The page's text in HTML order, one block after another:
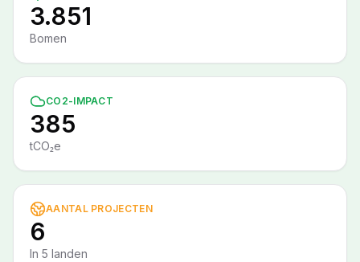
3.851
Bomen
CO2-IMPACT
385
tCO₂e
AANTAL PROJECTEN
6
In 5 landen